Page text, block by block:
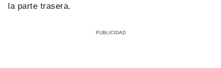
la parte trasera.